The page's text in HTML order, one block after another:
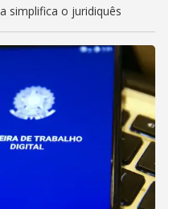
simplifica o juridiquês